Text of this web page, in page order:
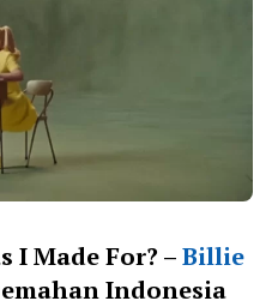
I Made For? –Billie
Indonesia